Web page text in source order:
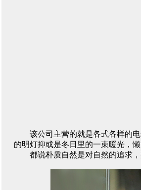
该公司主营的就是各式各样的
的明灯抑或是冬日里的一束暖光，懒
都说朴质自然是对自然的追求